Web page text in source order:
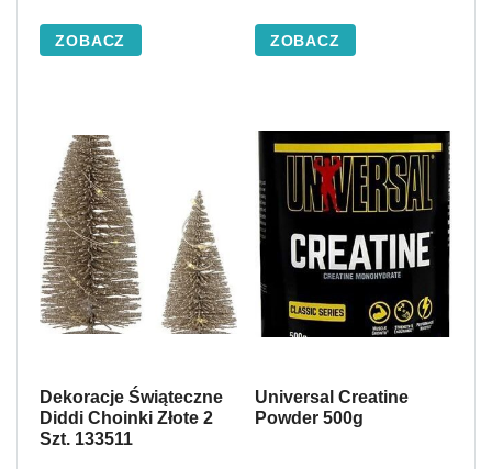
ZOBACZ ZOBACZ
Dekoracje Świąteczne
Diddi Choinki Złote 2
Szt. 133511
Universal Creatine
Powder 500g